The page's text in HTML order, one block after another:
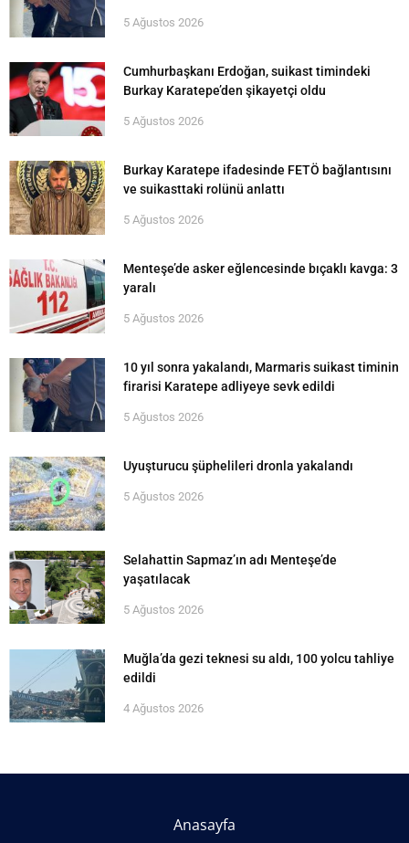
5 Ağustos 2026
Cumhurbaşkanı Erdoğan, suikast timindeki
Burkay Karatepe’den şikayetçi oldu
5 Ağustos 2026
Burkay Karatepe ifadesinde FETÖ bağlantısını
ve suikasttaki rolünü anlattı
5 Ağustos 2026
Menteşe’de asker eğlencesinde bıçaklı kavga: 3
yaralı
5 Ağustos 2026
10 yıl sonra yakalandı, Marmaris suikast timinin
firarisi Karatepe adliyeye sevk edildi
5 Ağustos 2026
Uyuşturucu şüphelileri dronla yakalandı
5 Ağustos 2026
Selahattin Sapmaz’ın adı Menteşe’de
yaşatılacak
5 Ağustos 2026
Muğla’da gezi teknesi su aldı, 100 yolcu tahliye
edildi
4 Ağustos 2026
Anasayfa